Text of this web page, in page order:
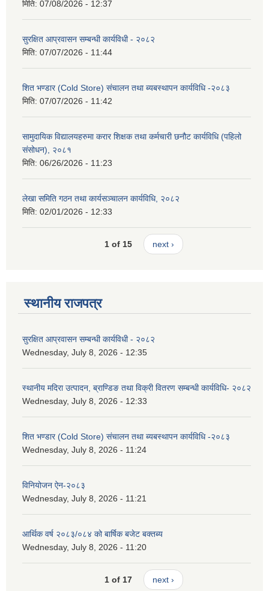
मिति: 07/08/2026 - 12:37
सुरक्षित आप्रवासन सम्बन्धी कार्यविधी - २०८२
मिति: 07/07/2026 - 11:44
शित भण्डार (Cold Store) संचालन तथा ब्यबस्थापन कार्यविधि -२०८३
मिति: 07/07/2026 - 11:42
सामुदायिक विद्यालयहरुमा करार शिक्षक तथा कर्मचारी छनौट कार्यविधि (पहिलो
संसोधन), २०८१
मिति: 06/26/2026 - 11:23
लेखा समिति गठन तथा कार्यसञ्चालन कार्यविधि, २०८२
मिति: 02/01/2026 - 12:33
1 of 15 next ›
स्थानीय राजपत्र
सुरक्षित आप्रवासन सम्बन्धी कार्यविधी - २०८२
Wednesday, July 8, 2026 - 12:35
स्थानीय मदिरा उत्पादन, ब्राण्डिङ तथा विक्री वितरण सम्बन्धी कार्यविधि- २०८२
Wednesday, July 8, 2026 - 12:33
शित भण्डार (Cold Store) संचालन तथा ब्यबस्थापन कार्यविधि -२०८३
Wednesday, July 8, 2026 - 11:24
विनियोजन ऐन-२०८३
Wednesday, July 8, 2026 - 11:21
आर्थिक वर्ष २०८३/०८४ को बार्षिक बजेट बक्तब्य
Wednesday, July 8, 2026 - 11:20
1 of 17 next ›